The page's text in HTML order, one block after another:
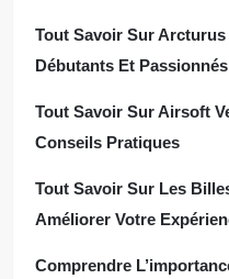
Tout Savoir Sur
Débutants Et Passionnés
Tout Savoir Sur Airsoft
Conseils Pratiques
Tout Savoir Sur Les
Améliorer Votre
Comprendre